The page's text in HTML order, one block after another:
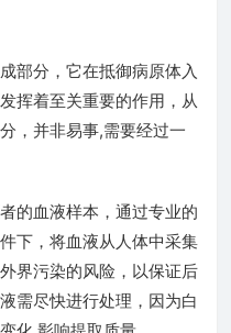
部分，它在抵御病原体入
挥着至关重要的作用，从
，并非易事,需要经过一
的血液样本，通过专业的
下，将血液从人体中采集
界污染的风险，以保证后
需尽快进行处理，因为白